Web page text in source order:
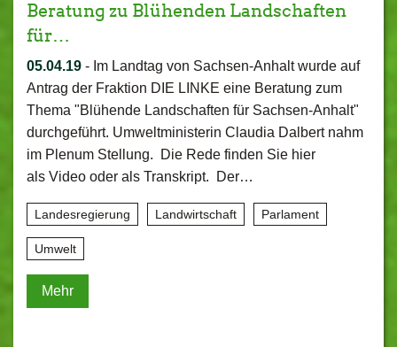
Beratung zu Blühenden Landschaften
für…
05.04.19 - Im Landtag von Sachsen-Anhalt wurde auf
Antrag der Fraktion DIE LINKE eine Beratung zum
Thema "Blühende Landschaften für Sachsen-Anhalt"
durchgeführt. Umweltministerin Claudia Dalbert nahm
im Plenum Stellung. Die Rede finden Sie hier
als Video oder als Transkript. Der…
Landesregierung Landwirtschaft Parlament
Umwelt
Mehr